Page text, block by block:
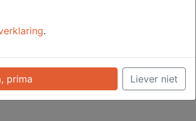
Selecteer hier uw afhaalpunt
.
prima Liever niet